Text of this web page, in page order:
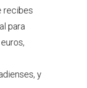
recibes
para
y